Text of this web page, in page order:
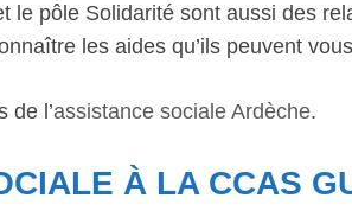
le pôle Solidarité sont aussi des
les aides qu’ils peuvent
de l’assistance sociale Ardèche.
À LA CCAS